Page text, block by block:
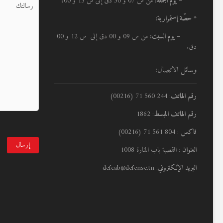
* حصّة إستمرارية:
– يوم السبت:
من س 09 و 00 دق إلى س 12 و 00
دق.
وسائل الاتصال:
رقم الهاتف: 244 560 71 (00216)
رقم الهاتف المبسط: 1862
فاكس : 804 561 71 (00216)
العنوان : القصبة باب المنارة 1008
البريد الإلكتروني: defcab@defense.tn